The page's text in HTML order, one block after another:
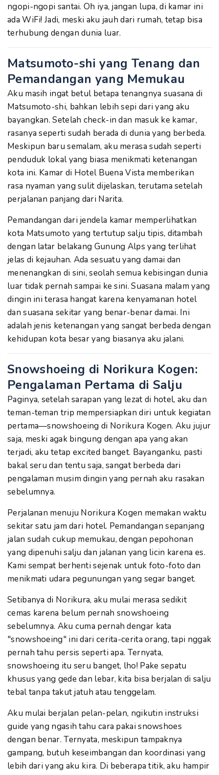
ngopi-ngopi santai. Oh iya, jangan lupa, di kamar ini
ada WiFi! Jadi, meski aku jauh dari rumah, tetap bisa
terhubung dengan dunia luar.
Matsumoto-shi yang Tenang dan
Pemandangan yang Memukau
Aku masih ingat betul betapa tenangnya suasana di
Matsumoto-shi, bahkan lebih sepi dari yang aku
bayangkan. Setelah check-in dan masuk ke kamar,
rasanya seperti sudah berada di dunia yang berbeda.
Meskipun baru semalam, aku merasa sudah seperti
penduduk lokal yang biasa menikmati ketenangan
kota ini. Kamar di Hotel Buena Vista memberikan
rasa nyaman yang sulit dijelaskan, terutama setelah
perjalanan panjang dari Narita.
Pemandangan dari jendela kamar memperlihatkan
kota Matsumoto yang tertutup salju tipis, ditambah
dengan latar belakang Gunung Alps yang terlihat
jelas di kejauhan. Ada sesuatu yang damai dan
menenangkan di sini, seolah semua kebisingan dunia
luar tidak pernah sampai ke sini. Suasana malam yang
dingin ini terasa hangat karena kenyamanan hotel
dan suasana sekitar yang benar-benar damai. Ini
adalah jenis ketenangan yang sangat berbeda dengan
kehidupan kota besar yang biasanya aku jalani.
Snowshoeing di Norikura Kogen:
Pengalaman Pertama di Salju
Paginya, setelah sarapan yang lezat di hotel, aku dan
teman-teman trip mempersiapkan diri untuk kegiatan
pertama—snowshoeing di Norikura Kogen. Aku jujur
saja, meski agak bingung dengan apa yang akan
terjadi, aku tetap excited banget. Bayanganku, pasti
bakal seru dan tentu saja, sangat berbeda dari
pengalaman musim dingin yang pernah aku rasakan
sebelumnya.
Perjalanan menuju Norikura Kogen memakan waktu
sekitar satu jam dari hotel. Pemandangan sepanjang
jalan sudah cukup memukau, dengan pepohonan
yang dipenuhi salju dan jalanan yang licin karena es.
Kami sempat berhenti sejenak untuk foto-foto dan
menikmati udara pegunungan yang segar banget.
Setibanya di Norikura, aku mulai merasa sedikit
cemas karena belum pernah snowshoeing
sebelumnya. Aku cuma pernah dengar kata
"snowshoeing" ini dari cerita-cerita orang, tapi nggak
pernah tahu persis seperti apa. Ternyata,
snowshoeing itu seru banget, lho! Pake sepatu
khusus yang gede dan lebar, kita bisa berjalan di salju
tebal tanpa takut jatuh atau tenggelam.
Aku mulai berjalan pelan-pelan, ngikutin instruksi
guide yang ngasih tahu cara pakai snowshoes
dengan benar. Ternyata, meskipun tampaknya
gampang, butuh keseimbangan dan koordinasi yang
lebih dari yang aku kira. Di beberapa titik, aku hampir